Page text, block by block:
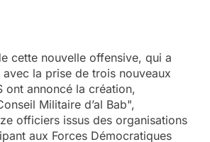
cette nouvelle offensive, qui a
la prise de trois nouveaux
ont annoncé la création,
Militaire d’al Bab",
officiers issus des organisations
aux Forces Démocratiques